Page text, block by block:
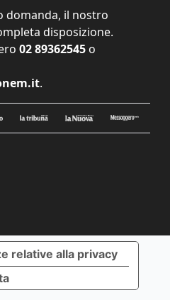
domanda, il nostro
disposizione.
02 89362545 o
.
relative alla privacy